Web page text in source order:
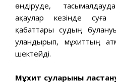
өндіруде,
ақаулар кезінде суға
қабаттары судың
уландырып, мұхиттың
шектейді.
Мұхит суларының